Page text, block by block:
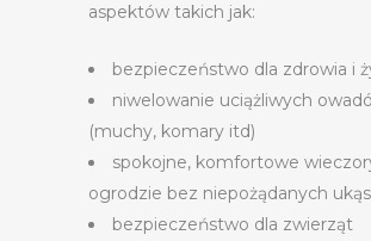
aspektów takich jak:
bezpieczeństwo dla zdrowia i
niwelowanie uciążliwych
(muchy, komary itd)
spokojne, komfortowe
ogrodzie bez niepożądanych
bezpieczeństwo dla zwierząt